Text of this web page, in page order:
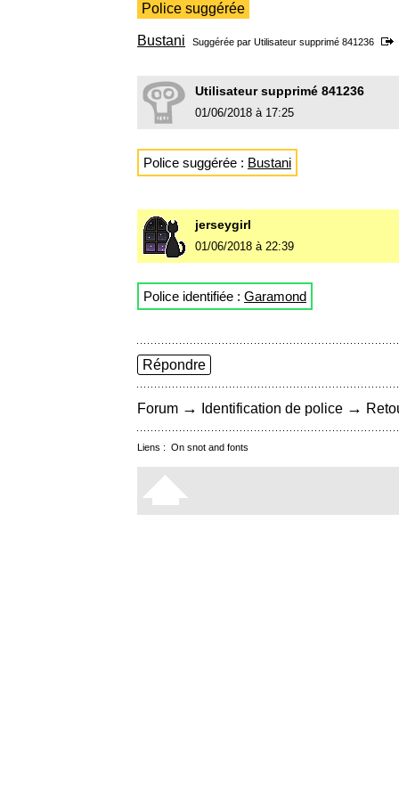
Police suggérée
Bustani Suggérée par Utilisateur supprimé 841236
Utilisateur supprimé 841236
01/06/2018 à 17:25
Police suggérée : Bustani
jerseygirl
01/06/2018 à 22:39
Police identifiée : Garamond
Répondre
Forum → Identification de police →
Liens : On snot and fonts